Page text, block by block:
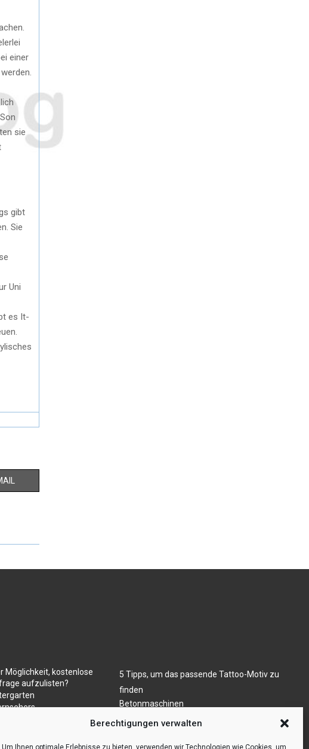
Berechtigungen verwalten
Um Ihnen optimale Erlebnisse zu bieten, verwenden wir Technologien wie Cookies, um
einer
sie
gibt
Sie
Uni
es It-
Möglichkeit, kostenlose
aufzulisten?
für Umzugs- und/oder
5 Tipps, um das passende Tattoo-Motiv zu
finden
Betonmaschinen
Die Automatisierung der Sackentleerung